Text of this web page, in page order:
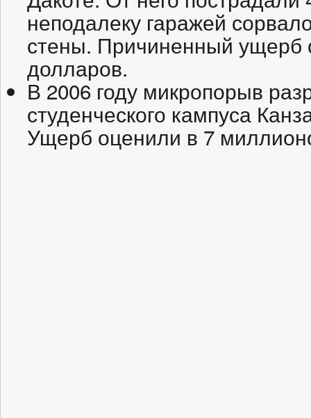
неподалеку гаражей
стены. Причиненный ущерб
долларов.
В 2006 году микропорыв
студенческого кампуса
Ущерб оценили в 7